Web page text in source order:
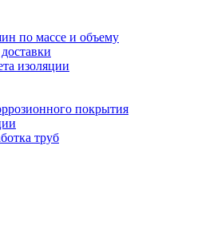
по массе и объему
изоляции
покрытия
труб